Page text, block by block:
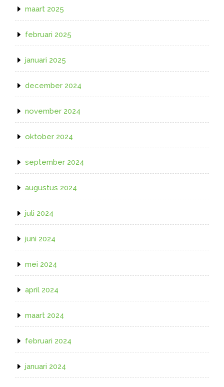
maart 2025
februari 2025
januari 2025
december 2024
november 2024
oktober 2024
september 2024
augustus 2024
juli 2024
juni 2024
mei 2024
april 2024
maart 2024
februari 2024
januari 2024